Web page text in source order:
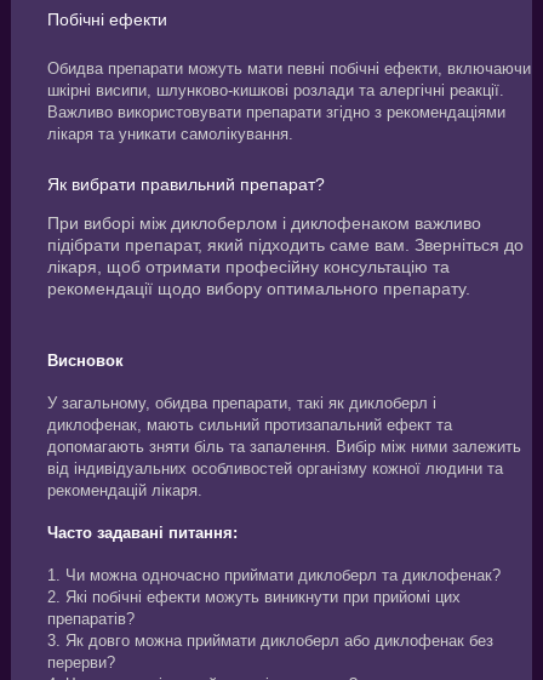
Побічні ефекти
Обидва препарати можуть мати певні побічні ефекти, включаючи
шкірні висипи, шлунково-кишкові розлади та алергічні реакції.
Важливо використовувати препарати згідно з рекомендаціями
лікаря та уникати самолікування.
Як вибрати правильний препарат?
При виборі між диклоберлом і диклофенаком важливо
підібрати препарат, який підходить саме вам. Зверніться до
лікаря, щоб отримати професійну консультацію та
рекомендації щодо вибору оптимального препарату.
Висновок
У загальному, обидва препарати, такі як диклоберл і
диклофенак, мають сильний протизапальний ефект та
допомагають зняти біль та запалення. Вибір між ними залежить
від індивідуальних особливостей організму кожної людини та
рекомендацій лікаря.
Часто задавані питання:
1. Чи можна одночасно приймати диклоберл та диклофенак?
2. Які побічні ефекти можуть виникнути при прийомі цих
препаратів?
3. Як довго можна приймати диклоберл або диклофенак без
перерви?